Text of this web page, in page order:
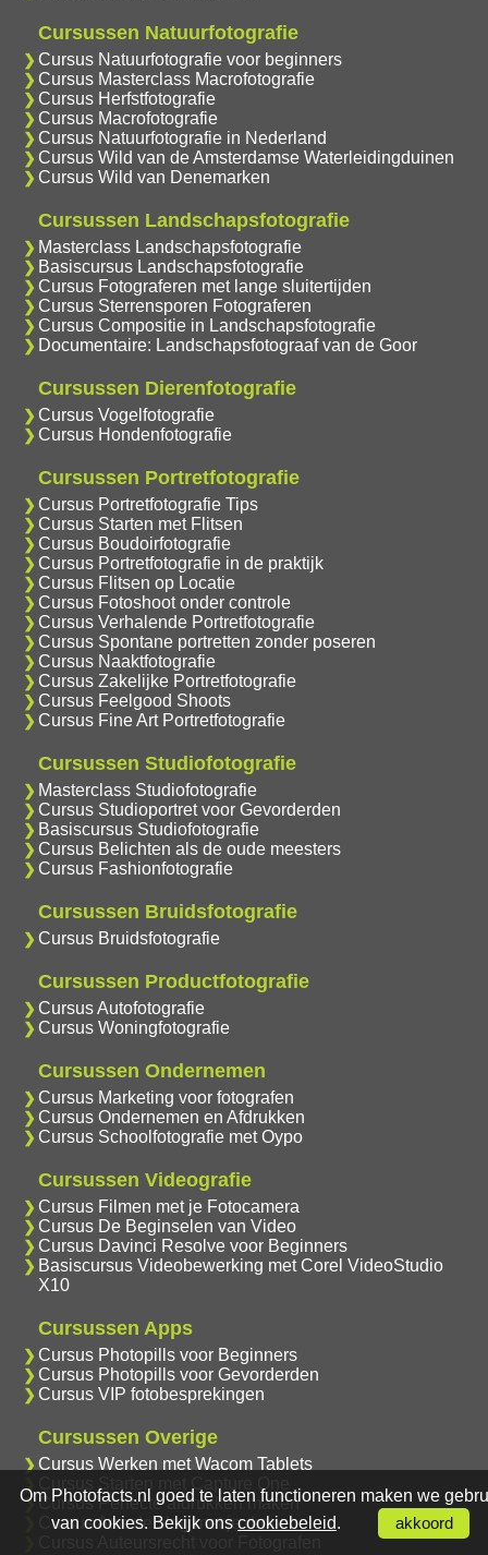
Cursussen Natuurfotografie
Cursus Natuurfotografie voor beginners
Cursus Masterclass Macrofotografie
Cursus Herfstfotografie
Cursus Macrofotografie
Cursus Natuurfotografie in Nederland
Cursus Wild van de Amsterdamse Waterleidingduinen
Cursus Wild van Denemarken
Cursussen Landschapsfotografie
Masterclass Landschapsfotografie
Basiscursus Landschapsfotografie
Cursus Fotograferen met lange sluitertijden
Cursus Sterrensporen Fotograferen
Cursus Compositie in Landschapsfotografie
Documentaire: Landschapsfotograaf van de Goor
Cursussen Dierenfotografie
Cursus Vogelfotografie
Cursus Hondenfotografie
Cursussen Portretfotografie
Cursus Portretfotografie Tips
Cursus Starten met Flitsen
Cursus Boudoirfotografie
Cursus Portretfotografie in de praktijk
Cursus Flitsen op Locatie
Cursus Fotoshoot onder controle
Cursus Verhalende Portretfotografie
Cursus Spontane portretten zonder poseren
Cursus Naaktfotografie
Cursus Zakelijke Portretfotografie
Cursus Feelgood Shoots
Cursus Fine Art Portretfotografie
Cursussen Studiofotografie
Masterclass Studiofotografie
Cursus Studioportret voor Gevorderden
Basiscursus Studiofotografie
Cursus Belichten als de oude meesters
Cursus Fashionfotografie
Cursussen Bruidsfotografie
Cursus Bruidsfotografie
Cursussen Productfotografie
Cursus Autofotografie
Cursus Woningfotografie
Cursussen Ondernemen
Cursus Marketing voor fotografen
Cursus Ondernemen en Afdrukken
Cursus Schoolfotografie met Oypo
Cursussen Videografie
Cursus Filmen met je Fotocamera
Cursus De Beginselen van Video
Cursus Davinci Resolve voor Beginners
Basiscursus Videobewerking met Corel VideoStudio
X10
Cursussen Apps
Cursus Photopills voor Beginners
Cursus Photopills voor Gevorderden
Cursus VIP fotobesprekingen
Cursussen Overige
Cursus Werken met Wacom Tablets
Cursus Perfecte afdrukken maken
Cursus Aan de slag met je drone
Om Photofacts.nl goed te laten functioneren maken we
van cookies. Bekijk ons cookiebeleid. akkoord